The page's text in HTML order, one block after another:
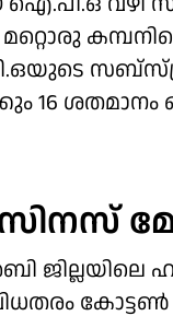
16
ജില്ലയിലെ